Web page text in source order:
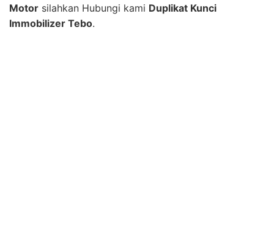
Motor silahkan Hubungi kami Duplikat Kunci
Immobilizer Tebo.